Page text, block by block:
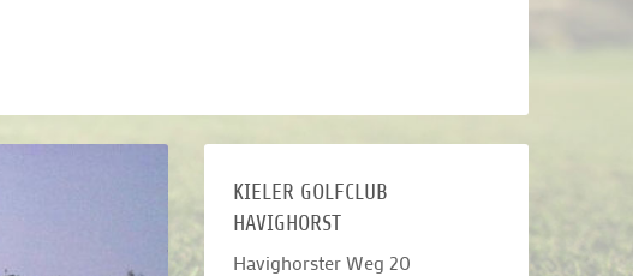
KIELER GOLFCLUB
HAVIGHORST
Havighorster Weg 20